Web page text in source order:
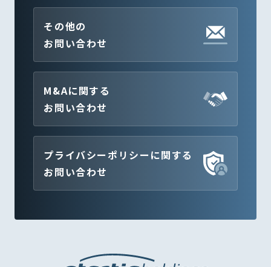
その他の
お問い合わせ
M&Aに関する
お問い合わせ
プライバシーポリシーに関する
お問い合わせ